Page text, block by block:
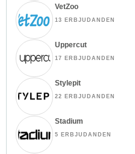
VetZoo
13 ERBJUDANDEN
Uppercut
17 ERBJUDANDEN
Stylepit
22 ERBJUDANDEN
Stadium
5 ERBJUDANDEN